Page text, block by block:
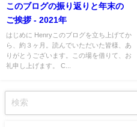
このブログの振り返りと年末の
ご挨拶 - 2021年
はじめに Henryこのブログを立ち上げてか
ら、約３ヶ月。読んでいただいた皆様、あ
りがとうございます。この場を借りて、お
礼申し上げます。 C...